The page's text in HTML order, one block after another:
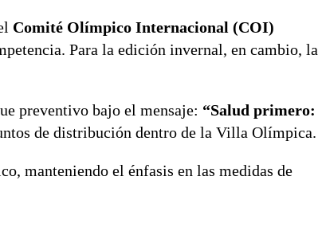
Comité Olímpico Internacional (COI)
Para la edición invernal, en cambio, la
preventivo bajo el mensaje: “Salud primero:
de distribución dentro de la Villa Olímpica.
manteniendo el énfasis en las medidas de